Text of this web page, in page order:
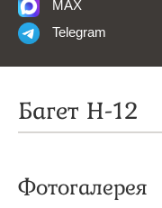
MAX
Telegram
Багет Н-12
Фотогалерея